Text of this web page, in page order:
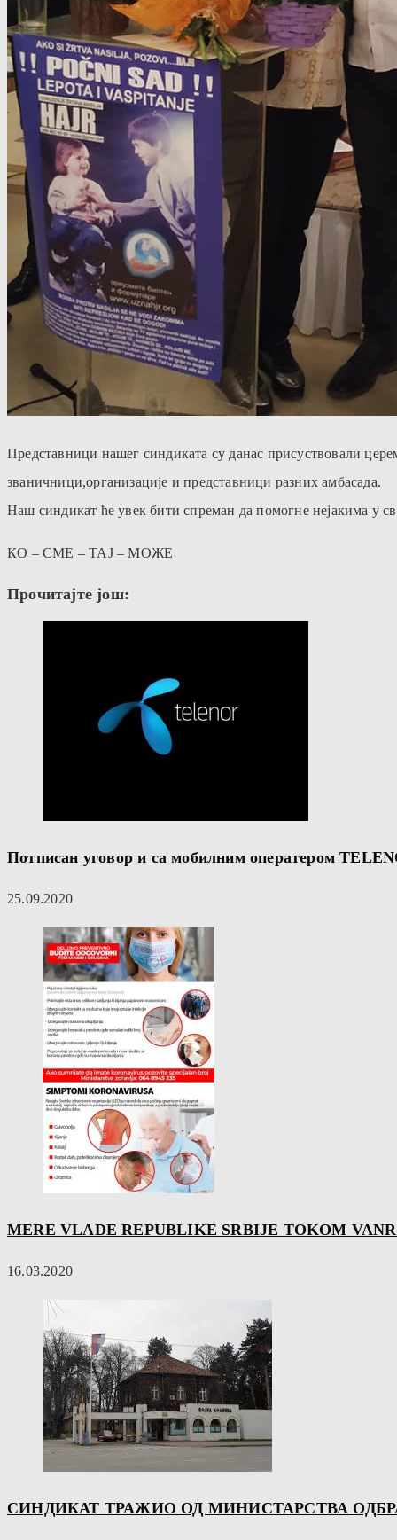
Представници нашег синдиката су данас присуствовали
званичници,организације и представници разних амбасада.
Наш синдикат ће увек бити спреман да помогне нејакима у
КО – СМЕ – ТАЈ – МОЖЕ
Прочитајте још:
Потписан уговор и са мобилним оператером
25.09.2020
MERE VLADE REPUBLIKE SRBIJE TOKOM
16.03.2020
СИНДИКАТ ТРАЖИО ОД МИНИСТАРСТВА